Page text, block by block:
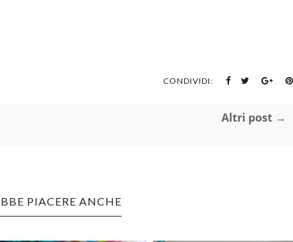
CONDIVIDI:
Altri post →
PIACERE ANCHE